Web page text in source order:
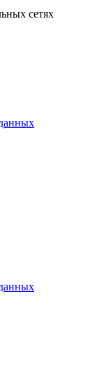
сетях